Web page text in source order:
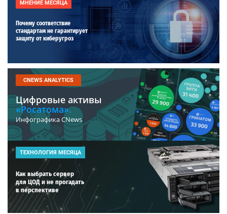
МНЕНИЕ МЕСЯЦА
Почему соответствие
стандартам не гарантирует
защиту от киберугроз
CNEWS ANALYTICS
Цифровые активы
«Росатома».
Инфографика CNews
ТЕХНОЛОГИЯ МЕСЯЦА
Как выбрать сервер
для ЦОД и не прогадать
в перспективе